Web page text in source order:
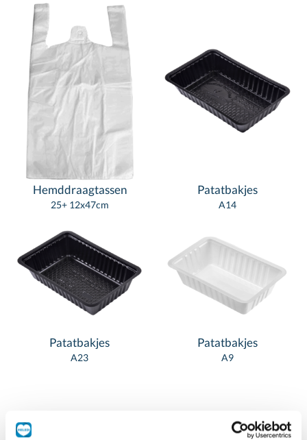
Hemddraagtassen
25+ 12x47cm
Patatbakjes
A14
Patatbakjes
A23
Patatbakjes
A9